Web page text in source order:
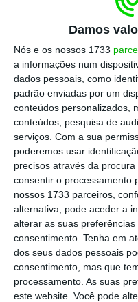
Damos
Nós e os nossos 1733
a informações num
dados pessoais, como
padrão enviadas por um
conteúdos personalizados,
conteúdos, pesquisa de
serviços. Com a sua
poderemos usar
precisos através da
consentir o processamento
nossos 1733 parceiros,
alternativa, pode aceder a
alterar as suas
consentimento. Tenha em
dos seus dados pessoais
consentimento, mas que
processamento. As suas
este website. Você pode
“O governo atual
aumento do
atuais 820 para
propomos que, no
em 2028, o salário
os 1.000 euros”,
Para promover um
22% até 2028 (cerca
ano), o líder do PS
rever o acordo de
negociado em
que ao aumento
estar associado o